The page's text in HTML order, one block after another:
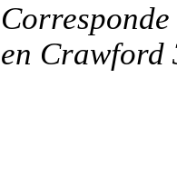
en Crawford